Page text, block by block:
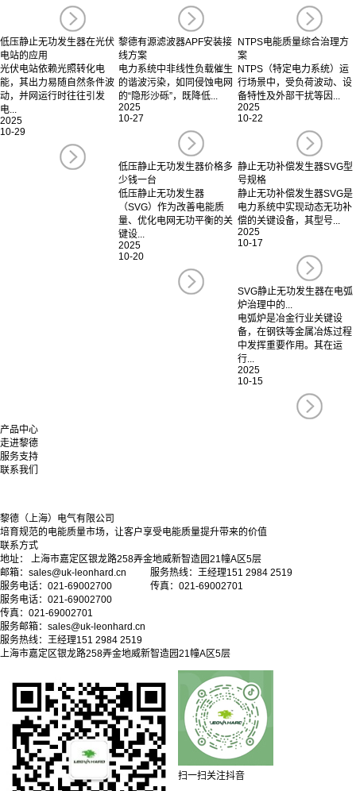
低压静止无功发生器在光伏
电站的应用
光伏电站依赖光照转化电
能，其出力易随自然条件波
动，并网运行时往往引发
电...
2025
10-29
黎德有源滤波器APF安装接
线方案
电力系统中非线性负载催生
的谐波污染，如同侵蚀电网
的“隐形沙砾”，既降低...
2025
10-27
NTPS电能质量综合治理方
案
NTPS（特定电力系统）运
行场景中，受负荷波动、设
备特性及外部干扰等因...
2025
10-22
低压静止无功发生器价格多
少钱一台
低压静止无功发生器
（SVG）作为改善电能质
量、优化电网无功平衡的关
键设...
2025
10-20
静止无功补偿发生器SVG型
号规格
静止无功补偿发生器SVG是
电力系统中实现动态无功补
偿的关键设备，其型号...
2025
10-17
SVG静止无功发生器在电弧
炉治理中的...
电弧炉是冶金行业关键设
备，在钢铁等金属冶炼过程
中发挥重要作用。其在运
行...
2025
10-15
产品中心
走进黎德
服务支持
联系我们
黎德（上海）电气有限公司
培育规范的电能质量市场，让客户享受电能质量提升带来的价值
联系方式
地址： 上海市嘉定区银龙路258弄金地威新智造园21幢A区5层
邮箱：sales@uk-leonhard.cn 服务热线：王经理151 2984 2519
服务电话：021-69002700 传真：021-69002701
服务电话：021-69002700
传真：021-69002701
服务邮箱： sales@uk-leonhard.cn
服务热线：王经理151 2984 2519
上海市嘉定区银龙路258弄金地威新智造园21幢A区5层
扫一扫关注抖音